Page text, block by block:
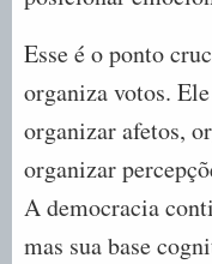
Esse é o ponto
organiza votos.
organizar afetos,
organizar
A democracia
mas sua base